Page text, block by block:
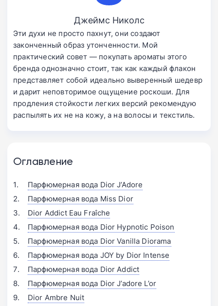
Джеймс Николс
Эти духи не просто пахнут, они создают
законченный образ утонченности. Мой
практический совет — покупать ароматы этого
бренда однозначно стоит, так как каждый флакон
представляет собой идеально выверенный шедевр
и дарит неповторимое ощущение роскоши. Для
продления стойкости легких версий рекомендую
распылять их не на кожу, а на волосы и текстиль.
Оглавление
Парфюмерная вода Dior J’Adore
Парфюмерная вода Miss Dior
Dior Addict Eau Fraîche
Парфюмерная вода Dior Hypnotic Poison
Парфюмерная вода Dior Vanilla Diorama
Парфюмерная вода JOY by Dior Intense
Парфюмерная вода Dior Addict
Парфюмерная вода Dior J’adore L’or
Dior Ambre Nuit